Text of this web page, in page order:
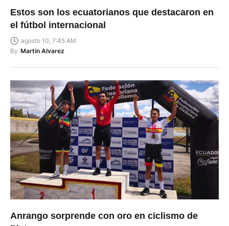
Estos son los ecuatorianos que destacaron en
el fútbol internacional
agosto 10, 7:45 AM
By Martin Alvarez
Anrango sorprende con oro en ciclismo de